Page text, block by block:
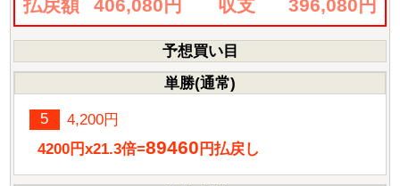
払戻額
406,080円 収支 396,080円
予想買い目
単勝(通常)
5
4,200円
4200円x21.3倍=89460 円払戻し